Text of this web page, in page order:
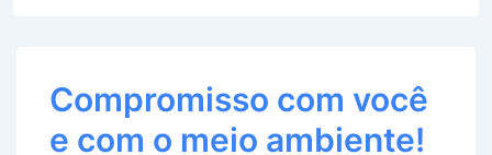
Compromisso com você
e com o meio ambiente!